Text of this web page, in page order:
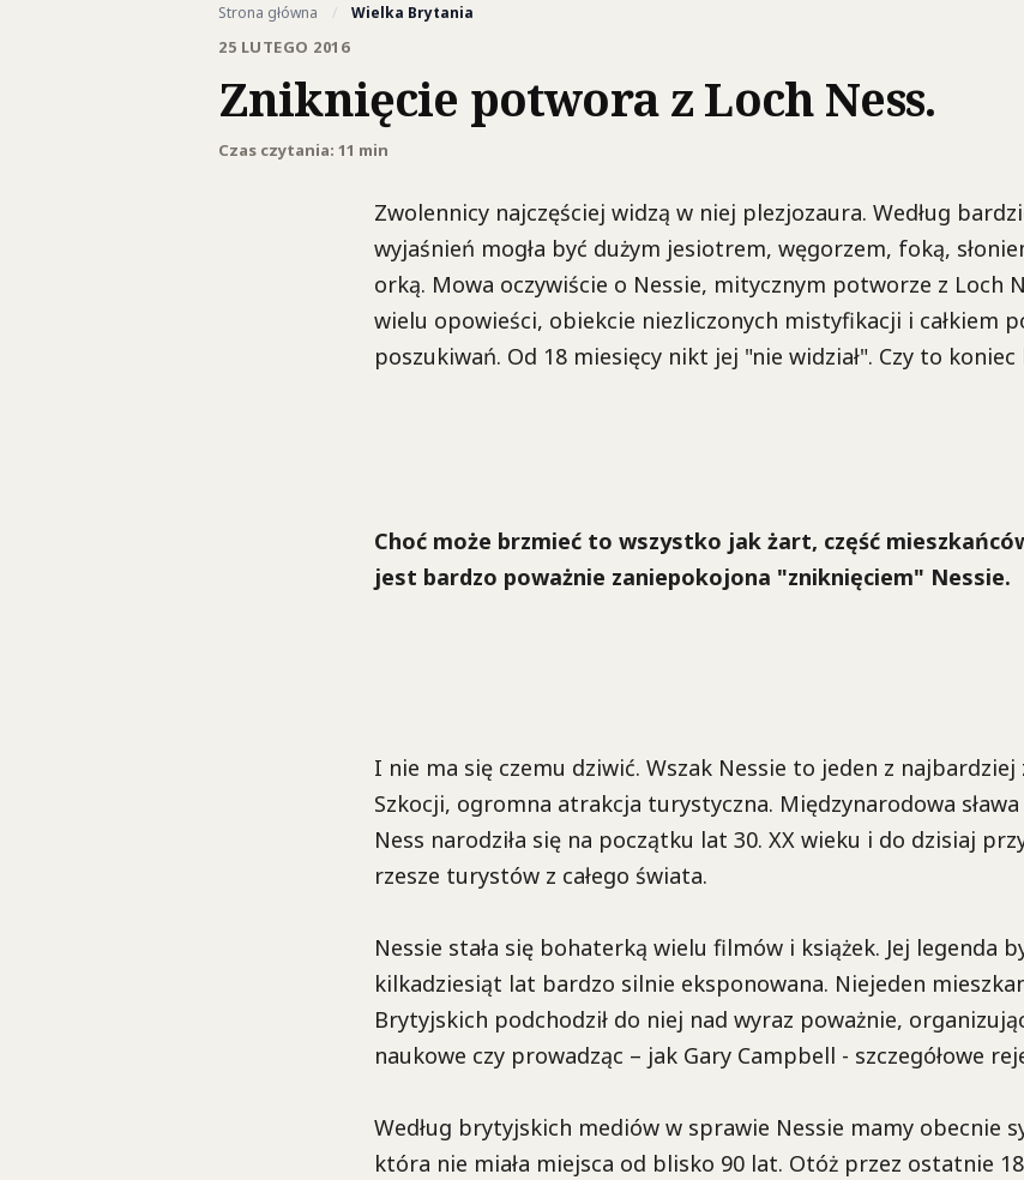
Strona główna / Wielka Brytania
25 LUTEGO 2016
Zniknięcie potwora z Loch Ness.
Czas czytania: 11 min
Zwolennicy najczęściej widzą w niej plezjozaura. Według
wyjaśnień mogła być dużym jesiotrem, węgorzem, foką,
orką. Mowa oczywiście o Nessie, mitycznym potworze z Loch
wielu opowieści, obiekcie niezliczonych mistyfikacji i całkiem
poszukiwań. Od 18 miesięcy nikt jej "nie widział". Czy to koniec
Choć może brzmieć to wszystko jak żart, część
jest bardzo poważnie zaniepokojona "zniknięciem" Nessie.
I nie ma się czemu dziwić. Wszak Nessie to jeden z
Szkocji, ogromna atrakcja turystyczna. Międzynarodowa
Ness narodziła się na początku lat 30. XX wieku i do dzisiaj
rzesze turystów z całego świata.
Nessie stała się bohaterką wielu filmów i książek. Jej legenda
kilkadziesiąt lat bardzo silnie eksponowana. Niejeden
Brytyjskich podchodził do niej nad wyraz poważnie,
naukowe czy prowadząc – jak Gary Campbell - szczegółowe
Według brytyjskich mediów w sprawie Nessie mamy obecnie
która nie miała miejsca od blisko 90 lat. Otóż przez ostatnie